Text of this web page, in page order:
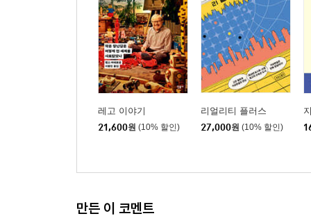
수니파와 시아파의 분열
제12장 이븐 타이미야
초기 생애와 교육 | 권력에의 충돌과 투옥 | 이븐
타이미야의 반-몽골 파트와 | 맞서 싸워야 할 무
딤미 | 지하드의 위대한 재생산가
제13장 17세기 이스탄불의 카디자델리 운동
18세기 | 근본주의와 18세기 카이로의 종교 폭
레고 이야기
21,600원 (10% 할인)
리얼리티 플러스
27,000원 (10% 할인)
만든 이 코멘트